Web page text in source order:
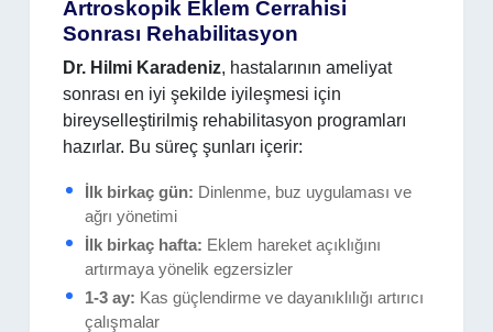
Artroskopik Eklem Cerrahisi
Sonrası Rehabilitasyon
Dr. Hilmi Karadeniz, hastalarının ameliyat
sonrası en iyi şekilde iyileşmesi için
bireyselleştirilmiş rehabilitasyon programları
hazırlar. Bu süreç şunları içerir:
İlk birkaç gün: Dinlenme, buz uygulaması ve
ağrı yönetimi
İlk birkaç hafta: Eklem hareket açıklığını
artırmaya yönelik egzersizler
1-3 ay: Kas güçlendirme ve dayanıklılığı artırıcı
çalışmalar